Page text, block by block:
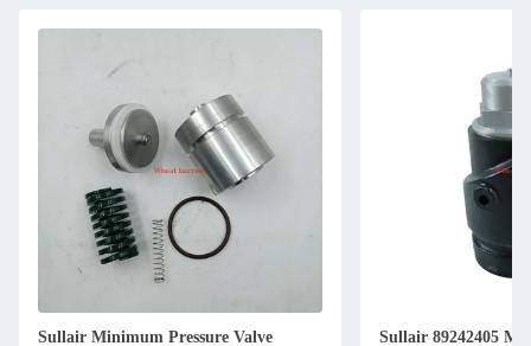
Sullair Minimum Pressure Valve
Sullair 89242405 Minimum Pressure